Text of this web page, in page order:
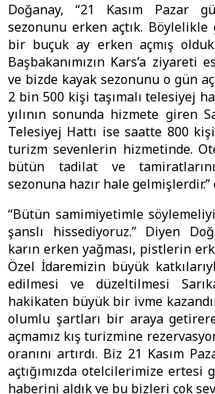
Doğanay, “21 Kasım Pazar
sezonunu erken açtık. Böylelikle
bir buçuk ay erken açmış
Başbakanımızın Kars’a ziyareti
ve bizde kayak sezonunu o gün
2 bin 500 kişi taşımalı telesiyej
yılının sonunda hizmete giren
Telesiyej Hattı ise saatte 800
turizm sevenlerin hizmetinde.
bütün tadilat ve
sezonuna hazır hale gelmişlerdir.”
“Bütün samimiyetimle
şanslı hissediyoruz.” Diyen
karın erken yağması, pistlerin
Özel İdaremizin büyük
edilmesi ve düzeltilmesi
hakikaten büyük bir ivme
olumlu şartları bir araya
açmamız kış turizmine
oranını artırdı. Biz 21 Kasım
açtığımızda otelcilerimize
haberini aldık ve bu bizleri çok